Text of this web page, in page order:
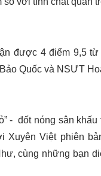
được 4 điểm 9,5
Quốc và NSƯT
- đốt nóng sân
Xuyên Việt phiên
cùng những bạn